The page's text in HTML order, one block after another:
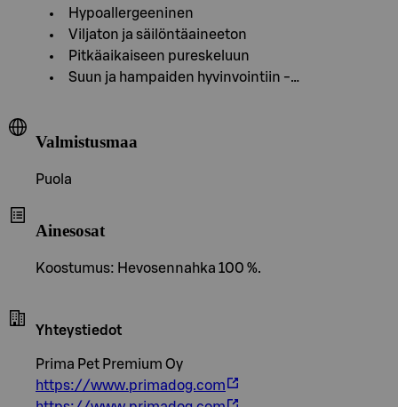
Hypoallergeeninen
Viljaton ja säilöntäaineeton
Pitkäaikaiseen pureskeluun
Suun ja hampaiden hyvinvointiin -…
Valmistusmaa
Puola
Ainesosat
Koostumus: Hevosennahka 100 %.
Yhteystiedot
Prima Pet Premium Oy
https://www.primadog.com